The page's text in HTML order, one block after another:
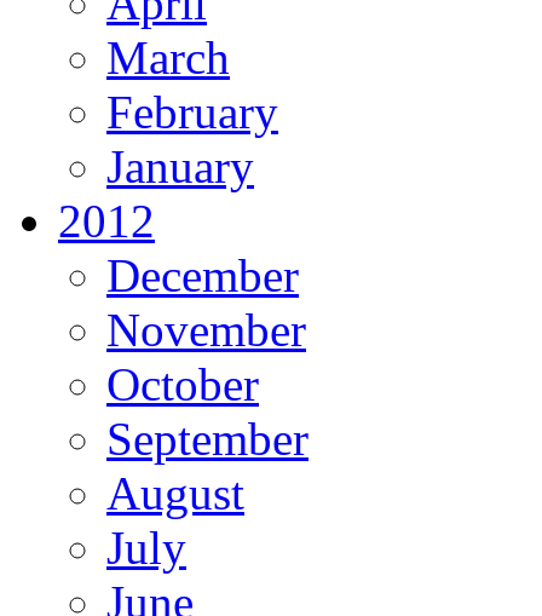
March
February
January
2012
December
November
October
September
August
July
June